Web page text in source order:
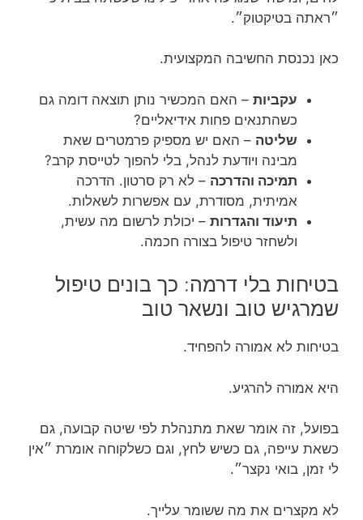
״ראתה בטיקטוק״.
כאן נכנסת החשיבה המקצועית.
עקביות – האם המכשיר נותן תוצאה דומה גם
כשהתנאים פחות אידיאליים?
שליטה – האם יש מספיק פרמטרים שאת
מבינה ויודעת לנהל, בלי להפוך לטייסת קרב?
תמיכה והדרכה – לא רק סרטון. הדרכה
אמיתית, מסודרת, עם אפשרות לשאלות.
תיעוד והגדרות – יכולת לרשום מה עשית,
ולשחזר טיפול בצורה חכמה.
בטיחות בלי דרמה: כך בונים טיפול
שמרגיש טוב ונשאר טוב
בטיחות לא אמורה להפחיד.
היא אמורה להרגיע.
בפועל, זה אומר שאת מתנהלת לפי שיטה קבועה, גם
כשאת עייפה, גם כשיש לחץ, וגם כשלקוחה אומרת ״אין
לי זמן, בואי נקצר״.
לא מקצרים את מה ששומר עלייך.